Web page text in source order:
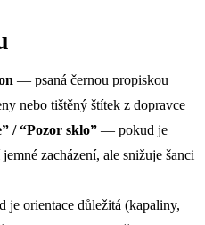
— psaná černou propiskou
nebo tištěný štítek z dopravce
/ “Pozor sklo” — pokud je
zacházení, ale snižuje šanci
orientace důležitá (kapaliny,